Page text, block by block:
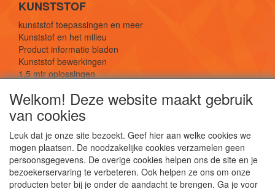
KUNSTSTOF
kunststof toepassingen en meer
Kunststof en het milieu
Product informatie bladen
Kunststof bewerkingen
1,5 mtr oplossingen
SOCIALE MEDIA
Welkom! Deze website maakt gebruik
van cookies
Leuk dat je onze site bezoekt. Geef hier aan welke cookies we
mogen plaatsen. De noodzakelijke cookies verzamelen geen
persoonsgegevens. De overige cookies helpen ons de site en je
bezoekerservaring te verbeteren. Ook helpen ze ons om onze
producten beter bij je onder de aandacht te brengen. Ga je voor